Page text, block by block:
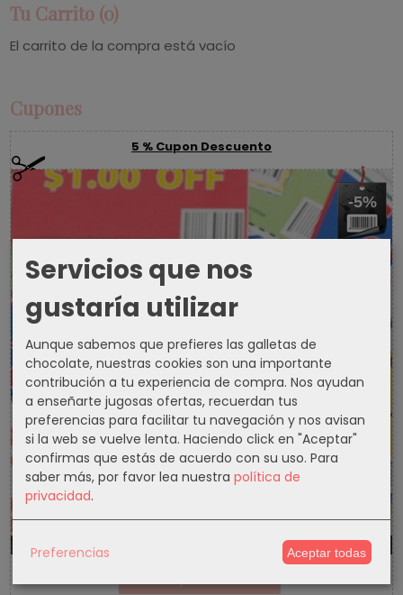
Tu Carrito (0)
El carrito de la compra está vacío
Cupones
5 % Cupon Descuento
-5%
Servicios que nos
gustaría utilizar
Aunque sabemos que prefieres las galletas de
chocolate, nuestras cookies son una importante
contribución a tu experiencia de compra. Nos ayudan
a enseñarte jugosas ofertas, recuerdan tus
preferencias para facilitar tu navegación y nos avisan
si la web se vuelve lenta. Haciendo click en "Aceptar"
confirmas que estás de acuerdo con su uso. Para
saber más, por favor lea nuestra política de
privacidad.
Preferencias Aceptar todas